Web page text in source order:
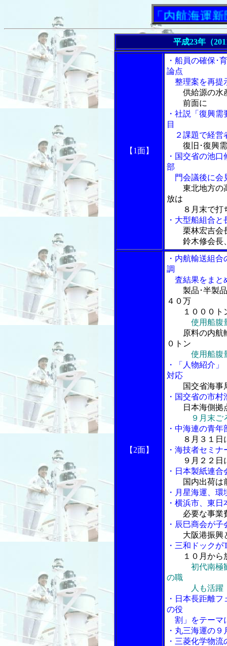
「内航海運新聞」
平成23年（
【1面】
・船員の確保･
論点
整理案を再提
供給源の水
前面に
・社説「復興
目
２課題で経営
復旧･復興
・国交省の池
部
門会議後に会
東北地方の
放は
８月末で打
・大型船組合
栗林宏吉会
鈴木修会長、
【2面】
・内航輸送組
調
査結果をまと
製品･半製
４０万
１０００ト
使用船腹
原料の内航
０トン
使用船腹
・「人物紹介
対応
国交省海
・国交省の市
日本海側拠
９月末ご
・中海連の青
８月３１日
・海技者セミ
９月２２
・日本製紙連
国内出荷は
・月星海運、
・横浜市、東
必要な事業
・辰巳商会が
大阪港振興
・三和ドック
１０月か
初代南極
の職
人も活躍
・日本長距離
の役
割」をテーマ
・丸三海運の
・三菱化学物